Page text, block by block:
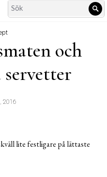
Search
for:
och
2016
lite festligare på lättaste